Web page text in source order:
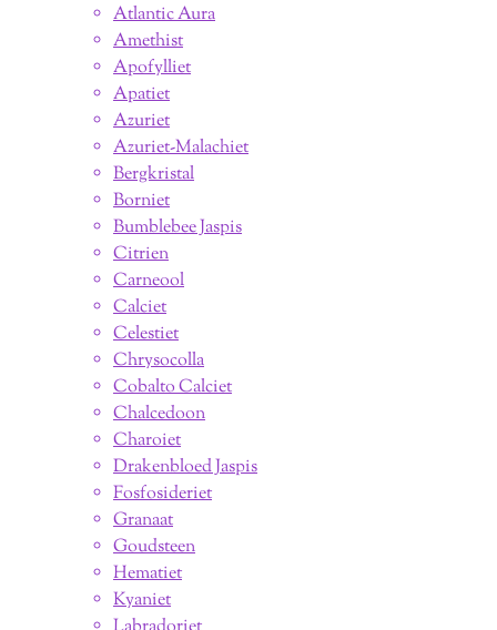
Atlantic Aura
Amethist
Apofylliet
Apatiet
Azuriet
Azuriet-Malachiet
Bergkristal
Borniet
Bumblebee Jaspis
Citrien
Carneool
Calciet
Celestiet
Chrysocolla
Cobalto Calciet
Chalcedoon
Charoiet
Drakenbloed Jaspis
Fosfosideriet
Granaat
Goudsteen
Hematiet
Kyaniet